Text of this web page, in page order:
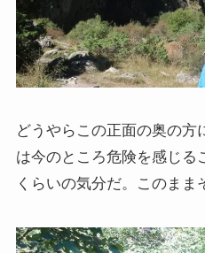
ポーランド編
チェコ・オーストリア編
ボスニア・クロアチア編
イタリア・バチカン編
スペイン編
どうやらこの正面の奥の方
は今のところ危険を感じる
くらいの気分だ。このまま